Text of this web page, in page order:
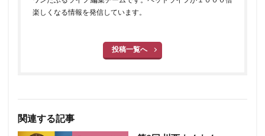
楽しくなる情報を発信しています。
投稿一覧へ
関連する記事